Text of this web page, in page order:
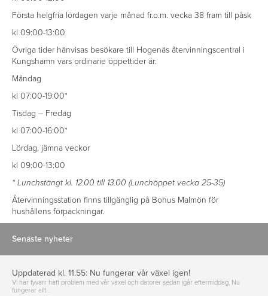
Första helgfria lördagen varje månad fr.o.m. vecka 38 fram till påsk
kl 09:00-13:00
Övriga tider hänvisas besökare till Hogenäs återvinningscentral i
Kungshamn vars ordinarie öppettider är:
Måndag
kl 07:00-19:00*
Tisdag – Fredag
kl 07:00-16:00*
Lördag, jämna veckor
kl 09:00-13:00
* Lunchstängt kl. 12.00 till 13.00 (Lunchöppet vecka 25-35)
Återvinningsstation finns tillgänglig på Bohus Malmön för
hushållens förpackningar.
Senaste nyheter
Uppdaterad kl. 11.55: Nu fungerar vår växel igen!
Vi har tyvärr haft problem med vår växel och datorer sedan igår eftermiddag. Nu
fungerar allt…